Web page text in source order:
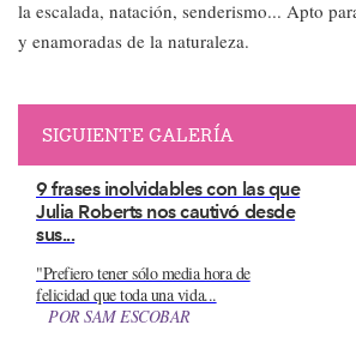
la escalada, natación, senderismo... Apto
y enamoradas de la naturaleza.
SIGUIENTE GALERÍA
9 frases inolvidables con las que
Julia Roberts nos cautivó desde
sus...
"Prefiero tener sólo media hora de
felicidad que toda una vida...
PORSAM ESCOBAR